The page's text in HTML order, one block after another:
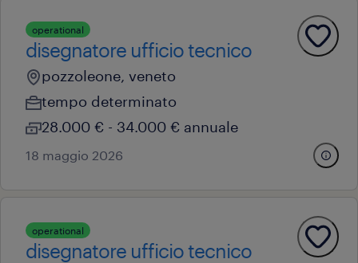
operational
disegnatore ufficio tecnico
pozzoleone, veneto
tempo determinato
28.000 € - 34.000 € annuale
18 maggio 2026
operational
disegnatore ufficio tecnico